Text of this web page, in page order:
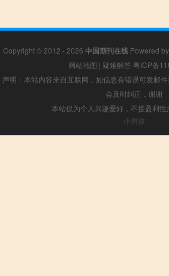
Copyright © 2012 - 2026 中国期刊在线Powered by
网站地图 | 疑难解答 粤ICP备
声明：本站内容来自互联网，如信息有错误可发邮
会及时纠正，谢谢
本站仅为个人兴趣爱好，不接盈利性
小男孩